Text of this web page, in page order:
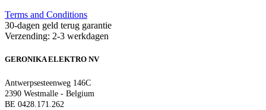
Terms and Conditions
30-dagen geld terug garantie
Verzending: 2-3 werkdagen
GERONIKA ELEKTRO NV
Antwerpsesteenweg 146C
2390 Westmalle - Belgium
BE 0428.171.262